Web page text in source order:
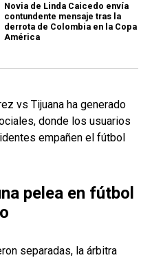
Novia de Linda Caicedo envía
contundente mensaje tras la
derrota de Colombia en la Copa
América
vs Tijuana ha generado
donde los usuarios
empañen el fútbol
pelea en fútbol
separadas, la árbitra